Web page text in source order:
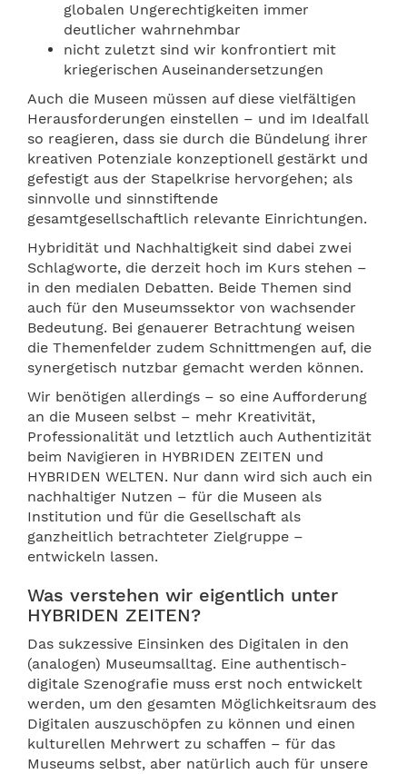
globalen Ungerechtigkeiten immer
deutlicher wahrnehmbar
nicht zuletzt sind wir konfrontiert mit
kriegerischen Auseinandersetzungen
Auch die Museen müssen auf diese vielfältigen
Herausforderungen einstellen – und im Idealfall
so reagieren, dass sie durch die Bündelung ihrer
kreativen Potenziale konzeptionell gestärkt und
gefestigt aus der Stapelkrise hervorgehen; als
sinnvolle und sinnstiftende
gesamtgesellschaftlich relevante Einrichtungen.
Hybridität und Nachhaltigkeit sind dabei zwei
Schlagworte, die derzeit hoch im Kurs stehen –
in den medialen Debatten. Beide Themen sind
auch für den Museumssektor von wachsender
Bedeutung. Bei genauerer Betrachtung weisen
die Themenfelder zudem Schnittmengen auf, die
synergetisch nutzbar gemacht werden können.
Wir benötigen allerdings – so eine Aufforderung
an die Museen selbst – mehr Kreativität,
Professionalität und letztlich auch Authentizität
beim Navigieren in HYBRIDEN ZEITEN und
HYBRIDEN WELTEN. Nur dann wird sich auch ein
nachhaltiger Nutzen – für die Museen als
Institution und für die Gesellschaft als
ganzheitlich betrachteter Zielgruppe –
entwickeln lassen.
Was verstehen wir eigentlich unter
HYBRIDEN ZEITEN?
Das sukzessive Einsinken des Digitalen in den
(analogen) Museumsalltag. Eine authentisch-
digitale Szenografie muss erst noch entwickelt
werden, um den gesamten Möglichkeitsraum des
Digitalen auszuschöpfen zu können und einen
kulturellen Mehrwert zu schaffen – für das
Museums selbst, aber natürlich auch für unsere